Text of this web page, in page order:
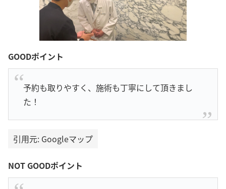
GOODポイント
予約も取りやすく、施術も丁寧にして頂きまし
た！
引用元: Googleマップ
NOT GOODポイント